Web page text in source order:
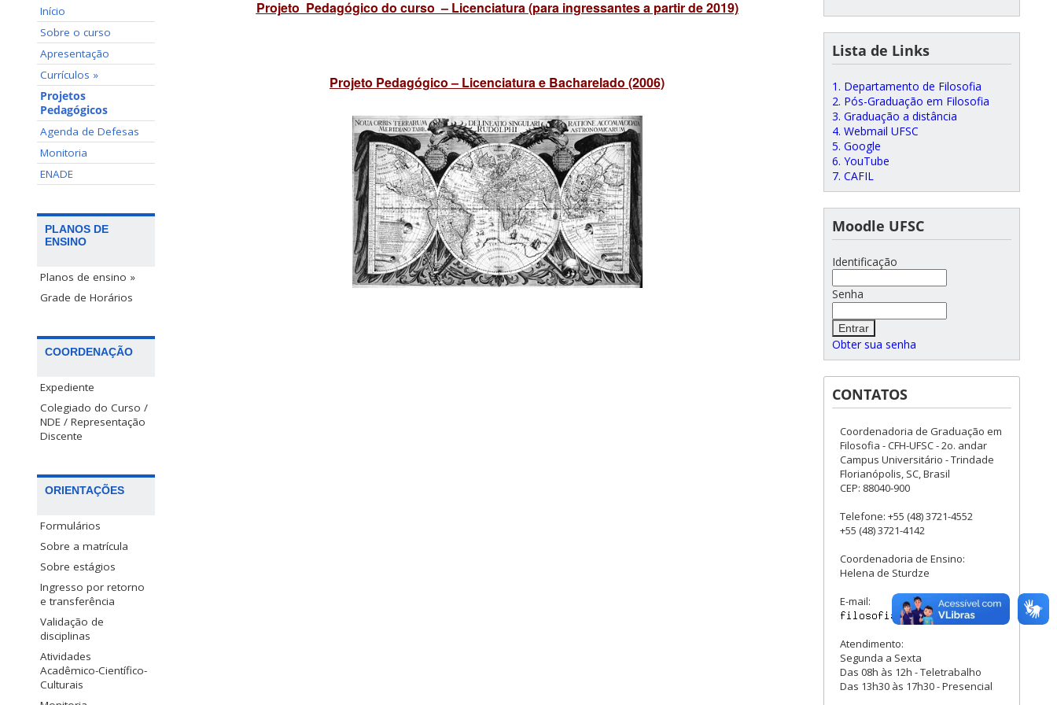
Início
Sobre o curso
Apresentação
Currículos »
Projetos
Pedagógicos
Agenda de Defesas
Monitoria
ENADE
PLANOS DE
ENSINO
Planos de ensino »
Grade de Horários
COORDENAÇÃO
Expediente
Colegiado do Curso /
NDE / Representação
Discente
ORIENTAÇÕES
Formulários
Sobre a matrícula
Sobre estágios
Ingresso por retorno
e transferência
Validação de
disciplinas
Atividades
Acadêmico-Científico-
Culturais
Projeto Pedagógico do curso – Licenciatura (para ingressantes a partir de 2019)
Projeto Pedagógico – Licenciatura e Bacharelado (2006)
Lista de Links
1. Departamento de Filosofia
2. Pós-Graduação em Filosofia
3. Graduação a distância
4. Webmail UFSC
5. Google
6. YouTube
7. CAFIL
Moodle UFSC
Identificação
Senha
Obter sua senha
CONTATOS
Coordenadoria de Graduação em
Filosofia - CFH-UFSC - 2o. andar
Campus Universitário - Trindade
Florianópolis, SC, Brasil
CEP: 88040-900
Telefone: +55 (48) 3721-4552
+55 (48) 3721-4142
Coordenadoria de Ensino:
Helena de Sturdze
E-mail:
Atendimento:
Segunda a Sexta
Das 08h às 12h - Teletrabalho
Das 13h30 às 17h30 - Presencial